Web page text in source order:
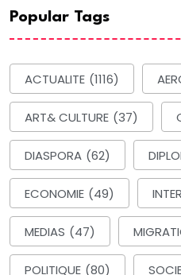
Popular Tags
ACTUALITE (1116)
ART& CULTURE (37)
DIASPORA (62)
ECONOMIE (49)
MEDIAS (47)
POLITIQUE (80)